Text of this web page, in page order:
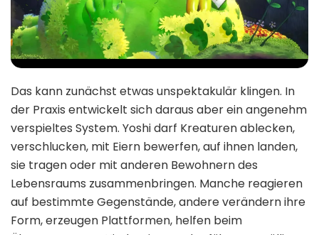
Das kann zunächst etwas unspektakulär klingen. In
der Praxis entwickelt sich daraus aber ein angenehm
verspieltes System. Yoshi darf Kreaturen ablecken,
verschlucken, mit Eiern bewerfen, auf ihnen landen,
sie tragen oder mit anderen Bewohnern des
Lebensraums zusammenbringen. Manche reagieren
auf bestimmte Gegenstände, andere verändern ihre
Form, erzeugen Plattformen, helfen beim